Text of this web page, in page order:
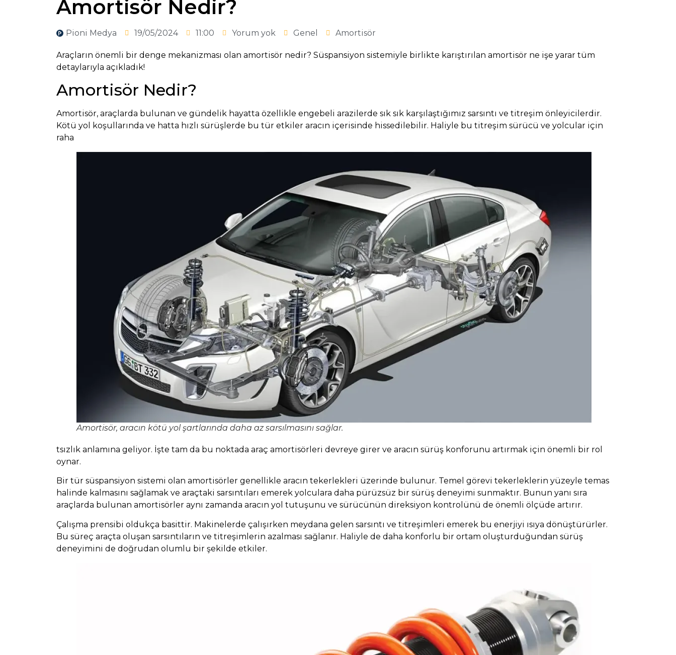
Amortisör Nedir?
Pioni Medya 19/05/2024 11:00 Yorum yok Genel Amortisör
Araçların önemli bir denge mekanizması olan amortisör nedir? Süspansiyon sistemiyle birlikte karıştırılan amortisör ne işe yarar tüm
detaylarıyla açıkladık!
Amortisör Nedir?
Amortisör, araçlarda bulunan ve gündelik hayatta özellikle engebeli arazilerde sık sık karşılaştığımız sarsıntı ve titreşim önleyicilerdir.
Kötü yol koşullarında ve hatta hızlı sürüşlerde bu tür etkiler aracın içerisinde hissedilebilir. Haliyle bu titreşim sürücü ve yolcular için
raha
Amortisör, aracın kötü yol şartlarında daha az sarsılmasını sağlar.
tsızlık anlamına geliyor. İşte tam da bu noktada araç amortisörleri devreye girer ve aracın sürüş konforunu artırmak için önemli bir rol
oynar.
Bir tür süspansiyon sistemi olan amortisörler genellikle aracın tekerlekleri üzerinde bulunur. Temel görevi tekerleklerin yüzeyle temas
halinde kalmasını sağlamak ve araçtaki sarsıntıları emerek yolculara daha pürüzsüz bir sürüş deneyimi sunmaktır. Bunun yanı sıra
araçlarda bulunan amortisörler aynı zamanda aracın yol tutuşunu ve sürücünün direksiyon kontrolünü de önemli ölçüde artırır.
Çalışma prensibi oldukça basittir. Makinelerde çalışırken meydana gelen sarsıntı ve titreşimleri emerek bu enerjiyi ısıya dönüştürürler.
Bu süreç araçta oluşan sarsıntıların ve titreşimlerin azalması sağlanır. Haliyle de daha konforlu bir ortam oluşturduğundan sürüş
deneyimini de doğrudan olumlu bir şekilde etkiler.